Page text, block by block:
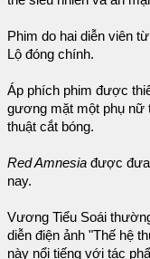
Phim do hai diễn viên
Lộ đóng chính.
Áp phích phim được
gương mặt một phụ nữ
thuật cắt bóng.
Red Amnesia được đưa
nay.
Vương Tiểu Soái
diễn điện ảnh "Thế hệ
này nổi tiếng với tác